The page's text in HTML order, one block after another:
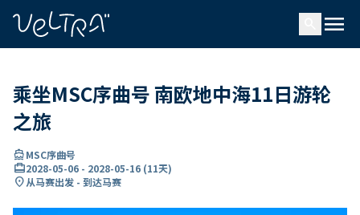
menu
乘坐MSC序曲号 南欧地中海11日游轮
之旅
directions_boatMSC序曲号
card_travel2028-05-06 - 2028-05-16 (11天)
location_on从马赛出发 - 到达马赛